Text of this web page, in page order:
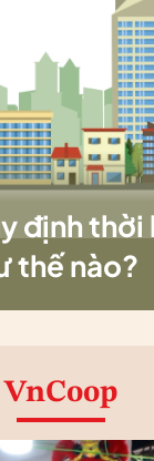
định thời
thế nào?
VnCoop